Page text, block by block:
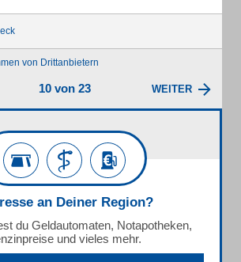
von Drittanbietern
10 von 23 WEITER
an Deiner Region?
du Geldautomaten, Notapotheken,
und vieles mehr.